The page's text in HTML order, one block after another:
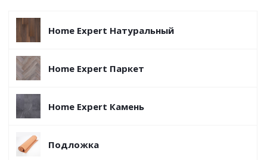
Home Expert Натуральный
Home Expert Паркет
Home Expert Камень
Подложка